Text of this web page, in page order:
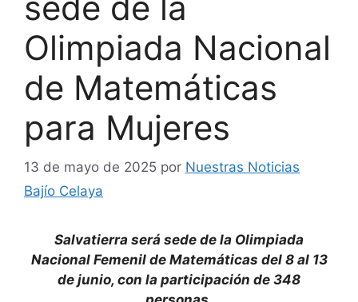
Olimpiada Nacional
de Matemáticas
para Mujeres
13 de mayo de 2025 por Nuestras Noticias
Bajío Celaya
Salvatierra será sede de la Olimpiada
Nacional Femenil de Matemáticas del 8 al 13
de junio, con la participación de 348